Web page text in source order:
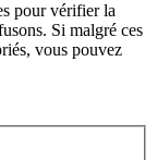
pour vérifier la
Si malgré ces
vous pouvez